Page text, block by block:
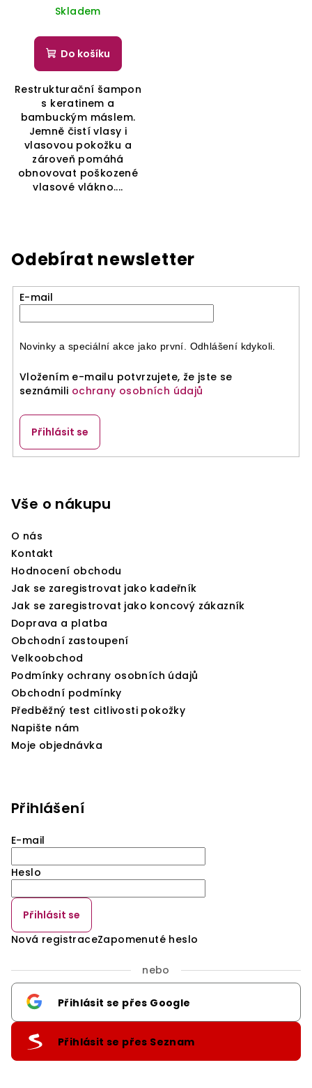
cena:Skladem
Do košíku
Restrukturační šampon
s keratinem a
bambuckým máslem.
Jemně čistí vlasy i
vlasovou pokožku a
zároveň pomáhá
obnovovat poškozené
vlasové vlákno....
Odebírat newsletter
E-mail
Novinky a speciální akce jako první. Odhlášení kdykoli.
Vložením e-mailu potvrzujete, že jste se
seznámili ochrany osobních údajů
Přihlásit se
Vše o nákupu
O nás
Kontakt
Hodnocení obchodu
Jak se zaregistrovat jako kadeřník
Jak se zaregistrovat jako koncový zákazník
Doprava a platba
Obchodní zastoupení
Velkoobchod
Podmínky ochrany osobních údajů
Obchodní podmínky
Předběžný test citlivosti pokožky
Napište nám
Moje objednávka
Přihlášení
E-mail
Heslo
Přihlásit se
Nová registraceZapomenuté heslo
nebo
Přihlásit se přes Google
Přihlásit se přes Seznam